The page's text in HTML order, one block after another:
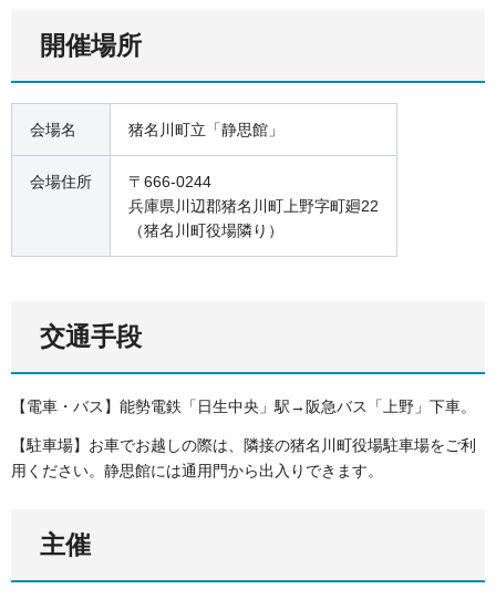
開催場所
会場名 猪名川町立「静思館」
会場住所
〒666-0244
兵庫県川辺郡猪名川町上野字町廻22
（猪名川町役場隣り）
交通手段
【電車・バス】能勢電鉄「日生中央」駅→阪急バス「上野」下車。
【駐車場】お車でお越しの際は、隣接の猪名川町役場駐車場をご利
用ください。静思館には通用門から出入りできます。
主催